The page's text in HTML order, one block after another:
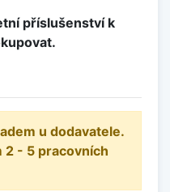
příslušenství k
u dodavatele.
2 - 5 pracovních